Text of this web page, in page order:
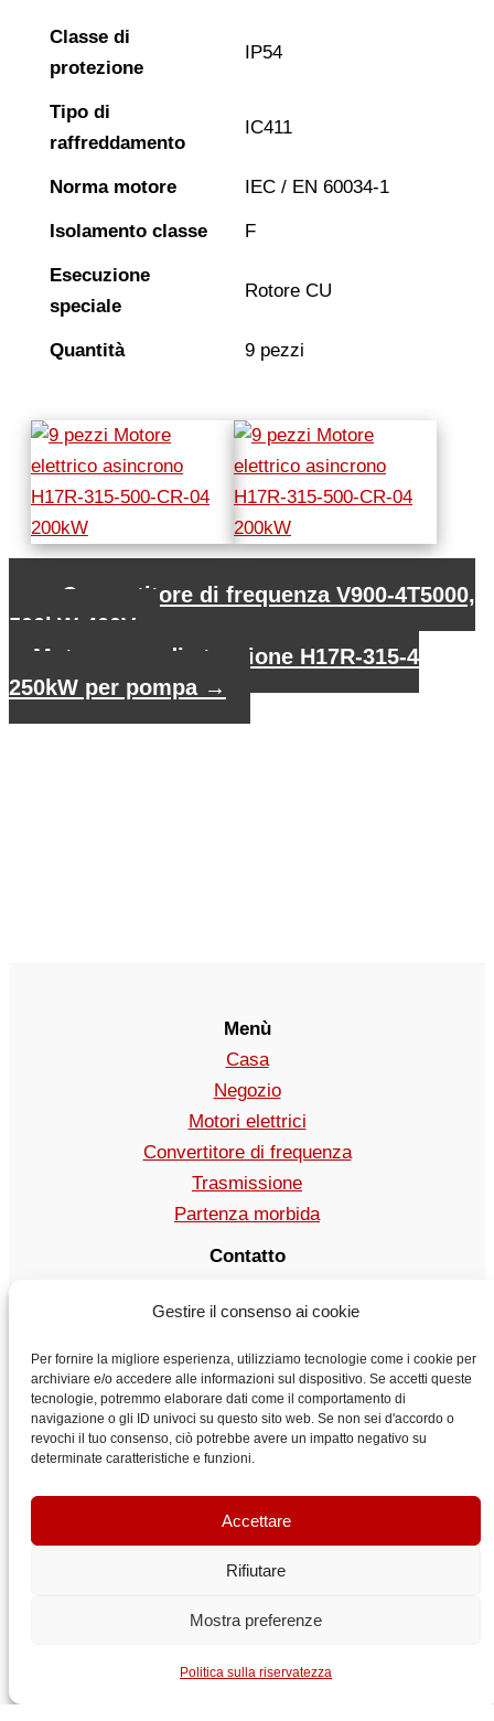
Gestire il consenso ai cookie
Per fornire la migliore esperienza, utilizziamo tecnologie come i cookie per
archiviare e/o accedere alle informazioni sul dispositivo. Se accetti queste
tecnologie, potremmo elaborare dati come il comportamento di
navigazione o gli ID univoci su questo sito web. Se non sei d'accordo o
revochi il tuo consenso, ciò potrebbe avere un impatto negativo su
determinate caratteristiche e funzioni.
Accettare
Rifiutare
Mostra preferenze
Politica sulla riservatezza
Classe di
protezione
IP54
Tipo di
raffreddamento
IC411
Norma motore IEC / EN 60034-1
Isolamento classe F
Esecuzione
speciale
Rotore CU
Quantità 9 pezzi
Convertitore di frequenza V900-4T5000,
500kW 400V
Motore a media tensione H17R-315-4
250kW per pompa →
Menù
Casa
Negozio
Motori elettrici
Convertitore di frequenza
Trasmissione
Partenza morbida
Contatto
+49 15123569470
Politica sulla riservatezza
Trasporto
Contatto